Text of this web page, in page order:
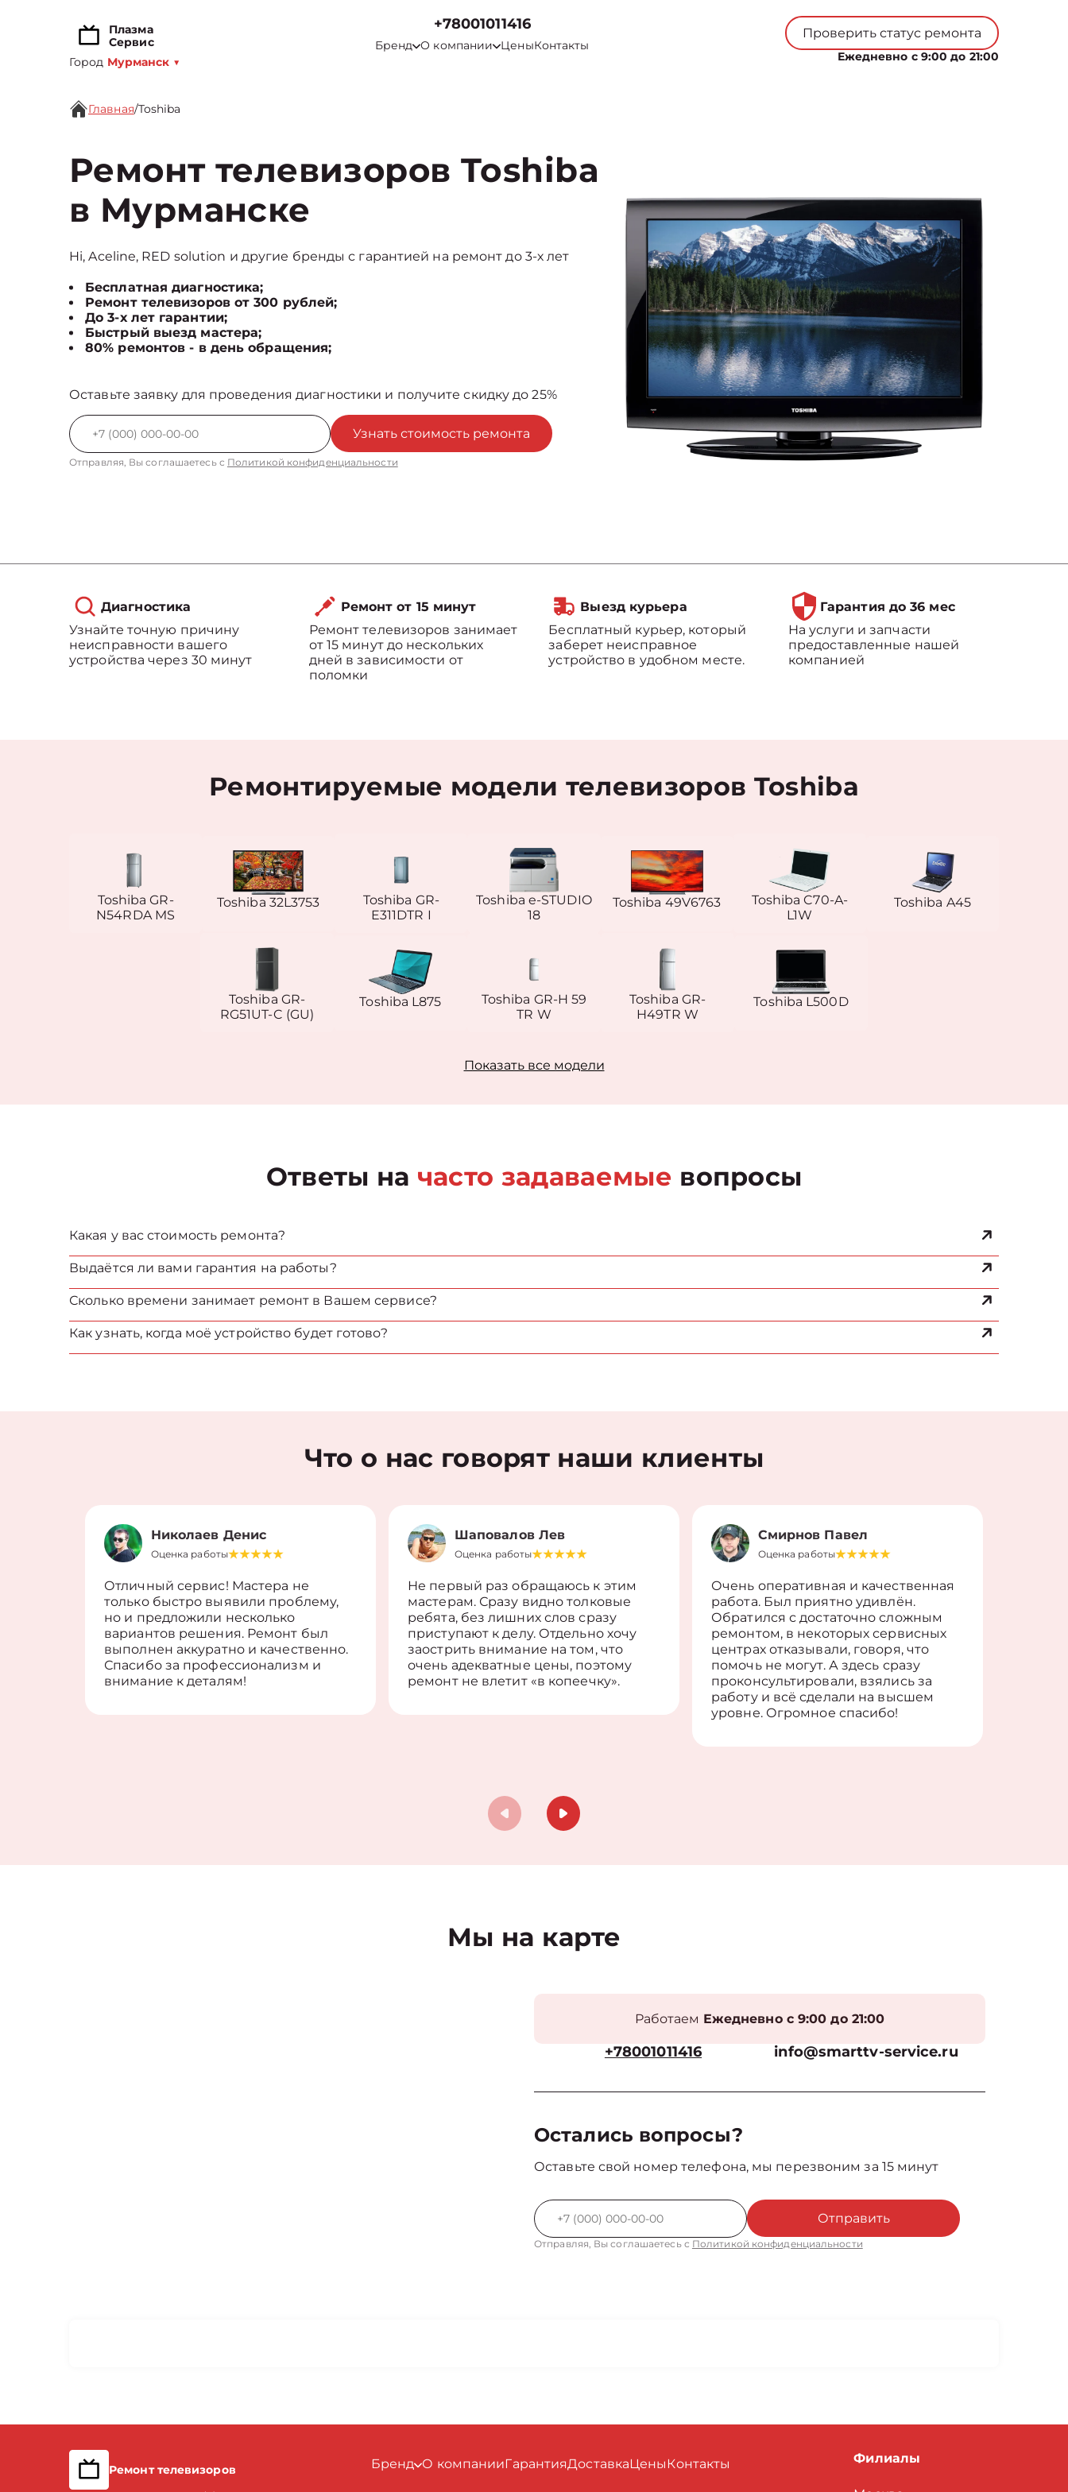
Плазма
Сервис
Город Мурманск ▼
+78001011416
Бренд О компании ЦеныКонтакты
Проверить статус ремонта
Ежедневно с 9:00 до 21:00
Главная/Toshiba
Ремонт телевизоров Toshiba
в Мурманске
Hi, Aceline, RED solution и другие бренды с гарантией на ремонт до 3-х лет
Бесплатная диагностика;
Ремонт телевизоров от 300 рублей;
До 3-х лет гарантии;
Быстрый выезд мастера;
80% ремонтов - в день обращения;
Оставьте заявку для проведения диагностики и получите скидку до 25%
Узнать стоимость ремонта
Отправляя, Вы соглашаетесь с Политикой конфиденциальности
Диагностика
Узнайте точную причину
неисправности вашего
устройства через 30 минут
Ремонт от 15 минут
Ремонт телевизоров занимает
от 15 минут до нескольких
дней в зависимости от
поломки
Выезд курьера
Бесплатный курьер, который
заберет неисправное
устройство в удобном месте.
Гарантия до 36 мес
На услуги и запчасти
предоставленные нашей
компанией
Ремонтируемые модели телевизоров Toshiba
Toshiba GR-
N54RDA MS
Toshiba 32L3753
Toshiba GR-
E311DTR I
Toshiba e-STUDIO
18
Toshiba 49V6763
Toshiba C70-A-
L1W
Toshiba A45
Toshiba GR-
RG51UT-C (GU)
Toshiba L875
Toshiba GR-H 59
TR W
Toshiba GR-
H49TR W
Toshiba L500D
Показать все модели
Ответы на часто задаваемые вопросы
Какая у вас стоимость ремонта?
Выдаётся ли вами гарантия на работы?
Сколько времени занимает ремонт в Вашем сервисе?
Как узнать, когда моё устройство будет готово?
Что о нас говорят наши клиенты
Николаев Денис
Оценка работы
Отличный сервис! Мастера не
только быстро выявили проблему,
но и предложили несколько
вариантов решения. Ремонт был
выполнен аккуратно и качественно.
Спасибо за профессионализм и
внимание к деталям!
Шаповалов Лев
Оценка работы
Не первый раз обращаюсь к этим
мастерам. Сразу видно толковые
ребята, без лишних слов сразу
приступают к делу. Отдельно хочу
заострить внимание на том, что
очень адекватные цены, поэтому
ремонт не влетит «в копеечку».
Смирнов Павел
Оценка работы
Очень оперативная и качественная
работа. Был приятно удивлён.
Обратился с достаточно сложным
ремонтом, в некоторых сервисных
центрах отказывали, говоря, что
помочь не могут. А здесь сразу
проконсультировали, взялись за
работу и всё сделали на высшем
уровне. Огромное спасибо!
Мы на карте
Работаем Ежедневно с 9:00 до 21:00
+78001011416 info@smarttv-service.ru
Остались вопросы?
Оставьте свой номер телефона, мы перезвоним за 15 минут
Отправить
Отправляя, Вы соглашаетесь с Политикой конфиденциальности
Ремонт телевизоров
Бренд О компанииГарантияДоставкаЦены Контакты Филиалы